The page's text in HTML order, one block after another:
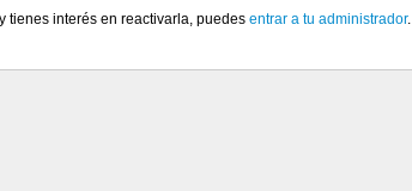
tienes interés en reactivarla, puedes entrar a tu administrador.